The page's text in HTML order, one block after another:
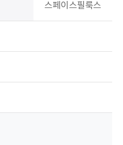
스페이스필룩스